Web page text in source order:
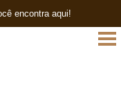
encontra aqui!